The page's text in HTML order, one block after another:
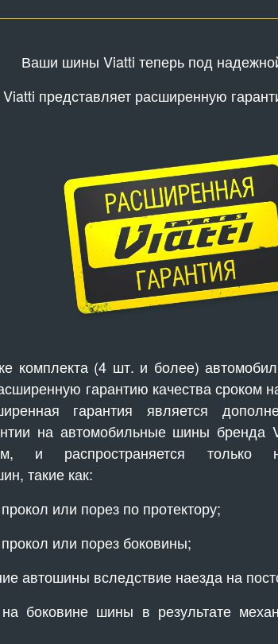
Ваши шины Viatti теперь под
Viatti представляет расширенную
комплекта (4 шт. и более)
гарантию качества сроком
гарантия является
на автомобильные шины бренда
и распространяется только
такие как:
или порез по протектору;
или порез боковины;
автошины вследствие наезда на
боковине шины в результате